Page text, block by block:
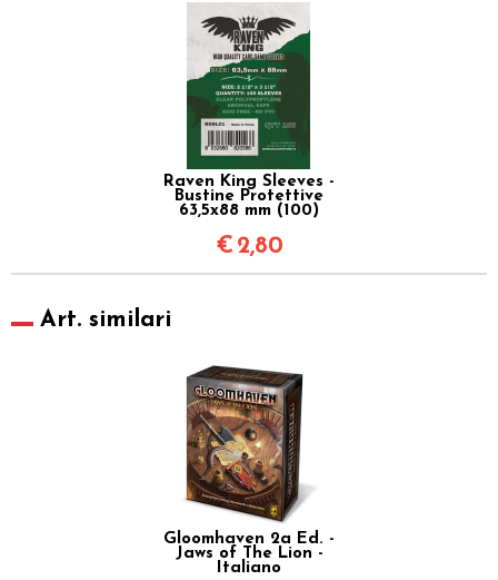
Raven King Sleeves -
Bustine Protettive
63,5x88 mm (100)
€ 2,80
Art. similari
Gloomhaven 2a Ed. -
Jaws of The Lion -
Italiano